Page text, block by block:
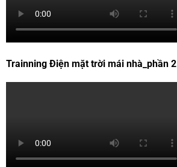
Trainning Điện mặt trời mái nhà_phần 2